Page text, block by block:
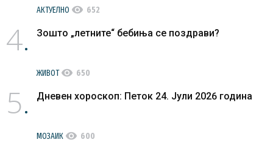
АКТУЕЛНО visibility 652
4 Зошто „летните“ бебиња се поздрави?
ЖИВОТvisibility 650
5 Дневен хороскоп: Петок 24. Јули 2026 година
МОЗАИК visibility 600